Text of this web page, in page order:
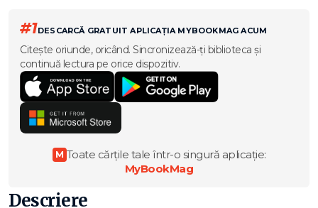
#1DESCARCĂ GRATUIT APLICAȚIA MYBOOKMAG ACUM
Citește oriunde, oricând. Sincronizează-ți biblioteca și
continuă lectura pe orice dispozitiv.
M Toate cărțile tale într-o singură aplicație:
MyBookMag
Descriere